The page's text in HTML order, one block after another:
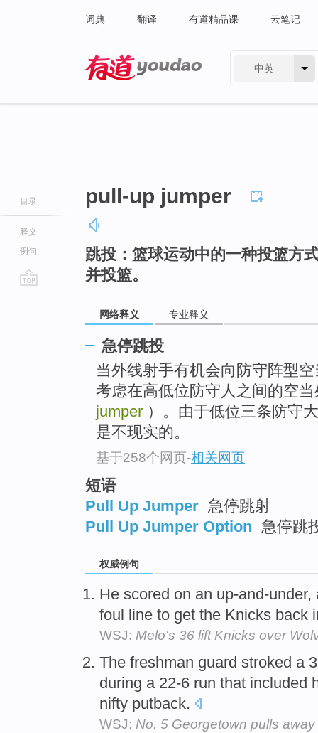
词典 翻译 有道精品课 云笔记
中英
目录
释义
例句
pull-up jumper
跳投：篮球运动中的一种投篮方
并投篮。
网络释义 专业释义
急停跳投
当外线射手有机会向防守阵型
考虑在高低位防守人之间的空
jumper ）。由于低位三条防守
是不现实的。
基于258个网页-相关网页
短语
Pull Up Jumper 急停跳射
Pull Up Jumper Option 急停跳
权威例句
He scored on an up-and-
foul line to get the Knicks back
WSJ: Melo's 36 lift Knicks over
The freshman guard stroked a
during a 22-6 run that included
nifty putback.
WSJ: No. 5 Georgetown pulls